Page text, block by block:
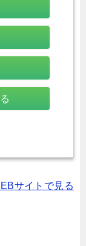
サイトで見る